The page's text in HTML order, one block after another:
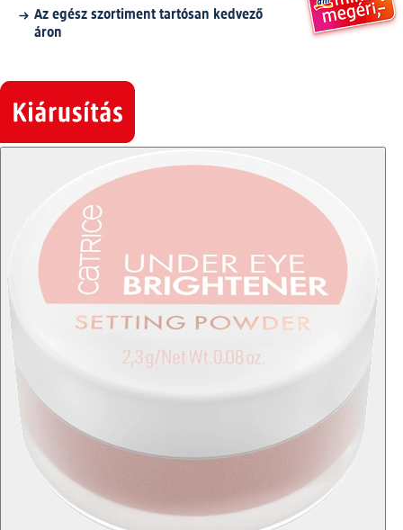
Az egész szortiment tartósan kedvező
áron